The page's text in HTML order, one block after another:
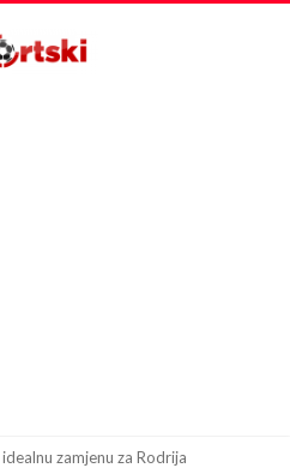
zamjenu za Rodrija